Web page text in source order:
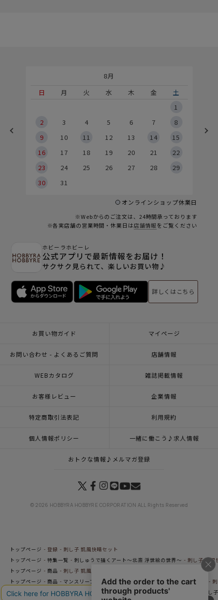
8月
日
月 火 水 木 金
土
1
2
3 4 5 6 7
8
9
10 11 12 13 14
15
16
17 18 19 20 21
22
23
24 25 26 27 28
29
30
31
オンラインショップ休業日
※Webからのご注文は、24時間承っております
※各実店舗の営業時間・休業日は店舗情報をご覧ください
ホビーラホビーレ
公式アプリで最新情報をお届け！
サクサク見られて、楽しいお買い物♪
詳しくはこちら
お買い物ガイド マイページ
お問い合わせ - よくあるご質問 店舗情報
WEBカタログ 雑誌掲載情報
お客様レビュー 企業情報
特定商取引法表記 利用規約
個人情報ポリシー 一緒に働こう♪求人情報
おトクな情報♪メルマガ登録
© 2026 HOBBYRA HOBBYRE CORPORATION ALL Rights Reserved
トップページ 登録
刺し子 凱風快晴セット
トップページ
特集一覧 刺しゅうで描くアート～北斎 浮世絵の世界～
刺し子 凱風
トップページ
商品
刺し子 凱風快晴セット
トップページ
商品 マンスリープレス4月号掲載商品 5月8日（金）発売の商品
トップページ
特集一覧 刺し子ふきん・刺し子糸 刺し子（ふきん）
季節の刺し子